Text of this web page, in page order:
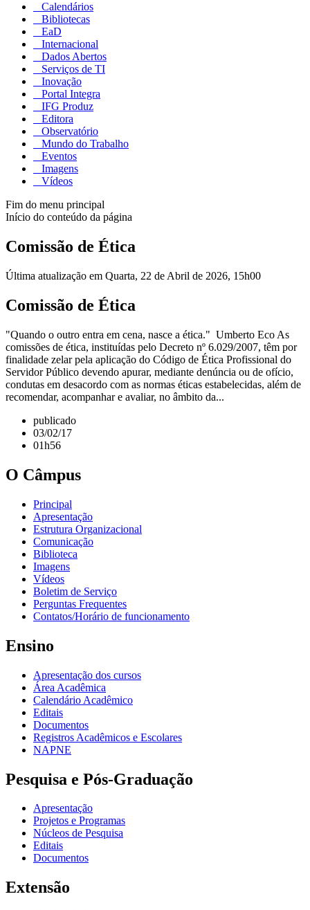
Calendários
Bibliotecas
EaD
Internacional
Dados Abertos
Serviços de TI
Inovação
Portal Integra
IFG Produz
Editora
Observatório
Mundo do Trabalho
Eventos
Imagens
Vídeos
Fim do menu principal
Início do conteúdo da página
Comissão de Ética
Última atualização em Quarta, 22 de Abril de 2026, 15h00
Comissão de Ética
"Quando o outro entra em cena, nasce a ética." Umberto Eco As
comissões de ética, instituídas pelo Decreto nº 6.029/2007, têm por
finalidade zelar pela aplicação do Código de Ética Profissional do
Servidor Público devendo apurar, mediante denúncia ou de ofício,
condutas em desacordo com as normas éticas estabelecidas, além de
recomendar, acompanhar e avaliar, no âmbito da...
publicado
03/02/17
01h56
O Câmpus
Principal
Apresentação
Estrutura Organizacional
Comunicação
Biblioteca
Imagens
Vídeos
Boletim de Serviço
Perguntas Frequentes
Contatos/Horário de funcionamento
Ensino
Apresentação dos cursos
Área Acadêmica
Calendário Acadêmico
Editais
Documentos
Registros Acadêmicos e Escolares
NAPNE
Pesquisa e Pós-Graduação
Apresentação
Projetos e Programas
Núcleos de Pesquisa
Editais
Documentos
Extensão